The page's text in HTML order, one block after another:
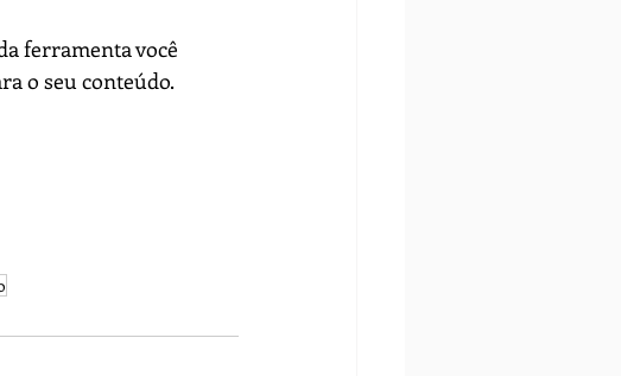
ferramenta você
o seu conteúdo.